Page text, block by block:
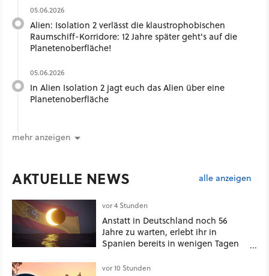
05.06.2026
Alien: Isolation 2 verlässt die klaustrophobischen
Raumschiff-Korridore: 12 Jahre später geht's auf die
Planetenoberfläche!
05.06.2026
In Alien Isolation 2 jagt euch das Alien über eine
Planetenoberfläche
mehr anzeigen
AKTUELLE NEWS alle anzeigen
vor 4 Stunden
Anstatt in Deutschland noch 56
Jahre zu warten, erlebt ihr in
Spanien bereits in wenigen Tagen
vor 10 Stunden